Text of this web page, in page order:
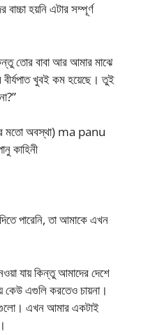
হয়নি এটার সম্পূর্ণ
তোর বাবা আর আমার মাঝে
বীর্যপাত খুবই কম হয়েছে। তুই
মতো অবস্থা) ma panu
কাহিনী
পারেনি, তা আমাকে এখন
যায় কিন্তু আমাদের দেশে
এগুলি করতেও চায়না।
এখন আমার একটাই